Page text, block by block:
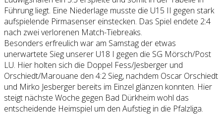
Führung liegt. Eine Niederlage musste die U15 II gegen stark
aufspielende Pirmasenser einstecken. Das Spiel endete 2:4
nach zwei verlorenen Match-Tiebreaks.
Besonders erfreulich war am Samstag der etwas
unerwartete Sieg unserer U18 I gegen die SG Mörsch/Post
LU. Hier holten sich die Doppel Fess/Jesberger und
Orschiedt/Marouane den 4:2 Sieg, nachdem Oscar Orschiedt
und Mirko Jesberger bereits im Einzel glänzen konnten. Hier
steigt nächste Woche gegen Bad Dürkheim wohl das
entscheidende Heimspiel um den Aufstieg in die Pfalzliga.